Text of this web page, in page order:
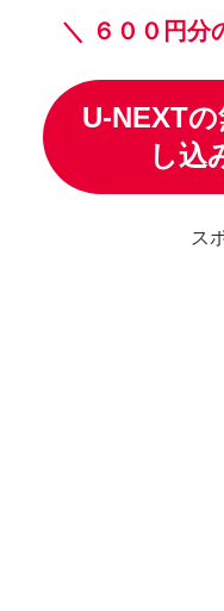
＼ ６００円分
U-NEXT
し込
ス